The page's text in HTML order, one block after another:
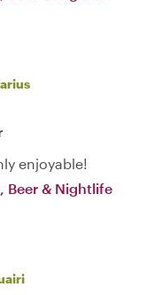
enjoyable!
Beer & Nightlife